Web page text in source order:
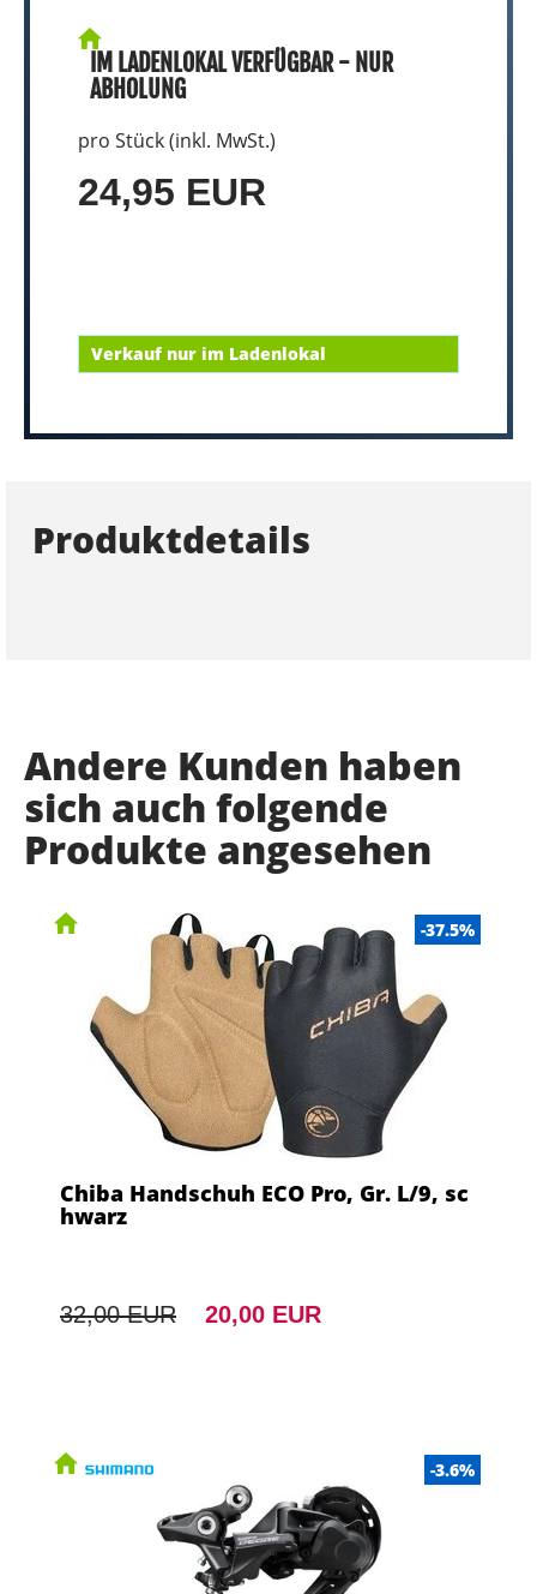
IM LADENLOKAL VERFÜGBAR - NUR
ABHOLUNG
pro Stück (inkl. MwSt.)
24,95 EUR
Verkauf nur im Ladenlokal
Produktdetails
Andere Kunden haben
sich auch folgende
Produkte angesehen
-37.5%
Chiba Handschuh ECO Pro, Gr. L/9, sc
hwarz
32,00 EUR 20,00 EUR
-3.6%